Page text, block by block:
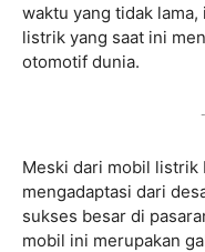
waktu yang tidak
listrik yang saat ini
otomotif dunia.
Meski dari mobil listrik
mengadaptasi dari
sukses besar di
mobil ini merupakan